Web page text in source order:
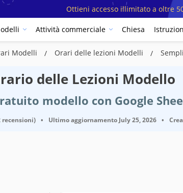
Ottieni accesso illimitato a oltre
Attività commerciale Chiesa
Modelli Orari delle lezioni Modelli
delle Lezioni Modello
modello con Google
recensioni) • Ultimo aggiornamento July 25, 2026 •